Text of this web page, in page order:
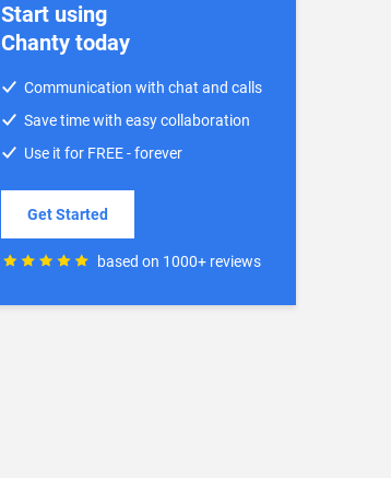
Start using
Chanty today
Communication with chat and calls
Save time with easy collaboration
Use it for FREE - forever
Get Started
based on 1000+ reviews